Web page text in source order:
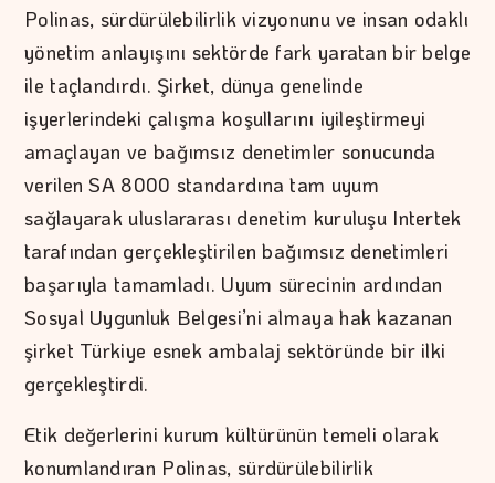
Polinas, sürdürülebilirlik vizyonunu ve insan odaklı
yönetim anlayışını sektörde fark yaratan bir belge
ile taçlandırdı. Şirket, dünya genelinde
işyerlerindeki çalışma koşullarını iyileştirmeyi
amaçlayan ve bağımsız denetimler sonucunda
verilen SA 8000 standardına tam uyum
sağlayarak uluslararası denetim kuruluşu Intertek
tarafından gerçekleştirilen bağımsız denetimleri
başarıyla tamamladı. Uyum sürecinin ardından
Sosyal Uygunluk Belgesi’ni almaya hak kazanan
şirket Türkiye esnek ambalaj sektöründe bir ilki
gerçekleştirdi.
Etik değerlerini kurum kültürünün temeli olarak
konumlandıran Polinas, sürdürülebilirlik